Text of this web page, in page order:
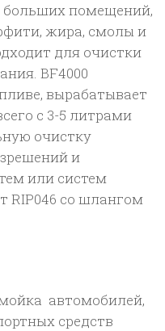
больших помещений,
жира, смолы и
для очистки
BF4000
вырабатывает
с 3-5 литрами
очистку
и
или систем
RIP046 со шлангом
автомобилей,
средств